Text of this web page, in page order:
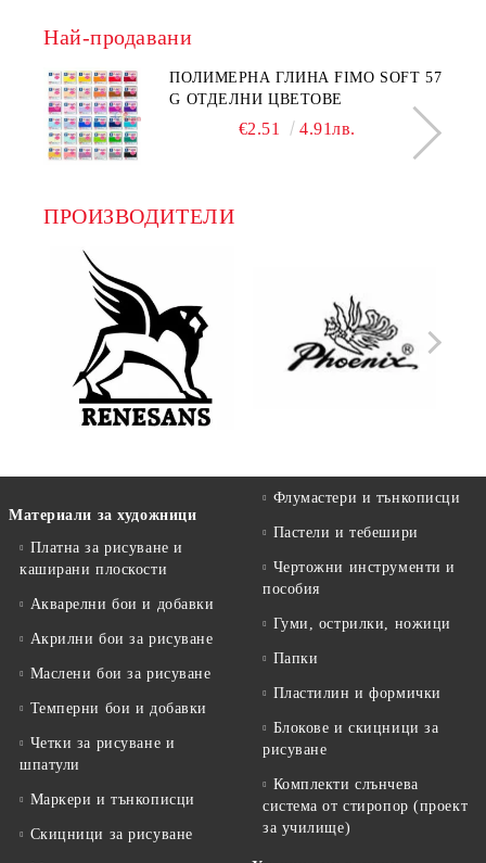
Най-продавани
ПОЛИМЕРНА ГЛИНА FIMO SOFT 57
G ОТДЕЛНИ ЦВЕТОВЕ
€2.51 4.91лв.
ПРОИЗВОДИТЕЛИ
Материали за художници
Платна за рисуване и
каширани плоскости
Акварелни бои и добавки
Акрилни бои за рисуване
Маслени бои за рисуване
Темперни бои и добавки
Четки за рисуване и
шпатули
Маркери и тънкописци
Скицници за рисуване
Флумастери и тънкописци
Пастели и тебешири
Чертожни инструменти и
пособия
Гуми, острилки, ножици
Папки
Пластилин и формички
Блокове и скицници за
рисуване
Комплекти слънчева
система от стиропор (проект
за училище)